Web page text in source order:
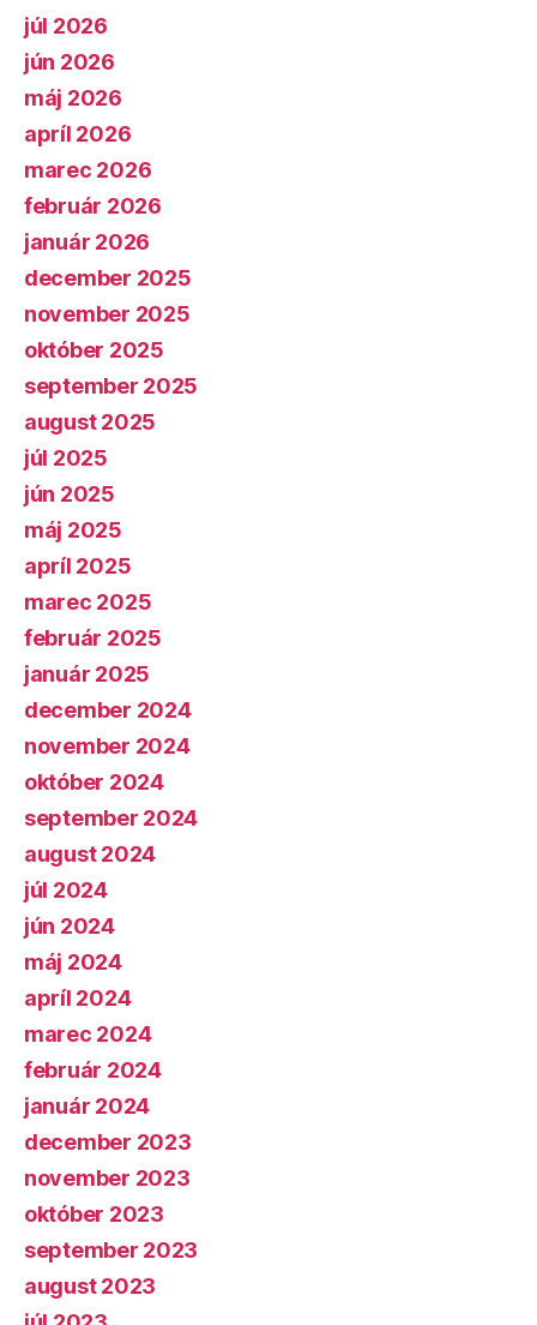
júl 2026
jún 2026
máj 2026
apríl 2026
marec 2026
február 2026
január 2026
december 2025
november 2025
október 2025
september 2025
august 2025
júl 2025
jún 2025
máj 2025
apríl 2025
marec 2025
február 2025
január 2025
december 2024
november 2024
október 2024
september 2024
august 2024
júl 2024
jún 2024
máj 2024
apríl 2024
marec 2024
február 2024
január 2024
december 2023
november 2023
október 2023
september 2023
august 2023